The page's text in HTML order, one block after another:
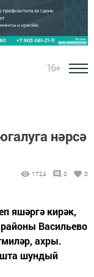
16+
нәрсә
1724 0 0
яшәргә кирәк,
Васильево
ахры.
шундый